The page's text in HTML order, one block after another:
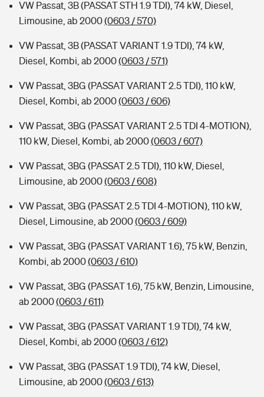
VW Passat, 3B (PASSAT STH 1.9 TDI), 74 kW, Diesel,
Limousine, ab 2000(0603 / 570)
VW Passat, 3B (PASSAT VARIANT 1.9 TDI), 74 kW,
Diesel, Kombi, ab 2000(0603 / 571)
VW Passat, 3BG (PASSAT VARIANT 2.5 TDI), 110 kW,
Diesel, Kombi, ab 2000(0603 / 606)
VW Passat, 3BG (PASSAT VARIANT 2.5 TDI 4-MOTION),
110 kW, Diesel, Kombi, ab 2000(0603 / 607)
VW Passat, 3BG (PASSAT 2.5 TDI), 110 kW, Diesel,
Limousine, ab 2000(0603 / 608)
VW Passat, 3BG (PASSAT 2.5 TDI 4-MOTION), 110 kW,
Diesel, Limousine, ab 2000(0603 / 609)
VW Passat, 3BG (PASSAT VARIANT 1.6), 75 kW, Benzin,
Kombi, ab 2000(0603 / 610)
VW Passat, 3BG (PASSAT 1.6), 75 kW, Benzin, Limousine,
ab 2000(0603 / 611)
VW Passat, 3BG (PASSAT VARIANT 1.9 TDI), 74 kW,
Diesel, Kombi, ab 2000(0603 / 612)
VW Passat, 3BG (PASSAT 1.9 TDI), 74 kW, Diesel,
Limousine, ab 2000(0603 / 613)